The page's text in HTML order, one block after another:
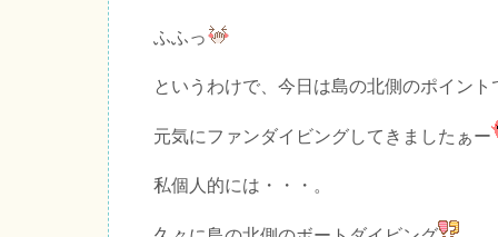
ふふっ
というわけで、今日は島の北側のポイント
元気にファンダイビングしてきましたぁー
私個人的には・・・。